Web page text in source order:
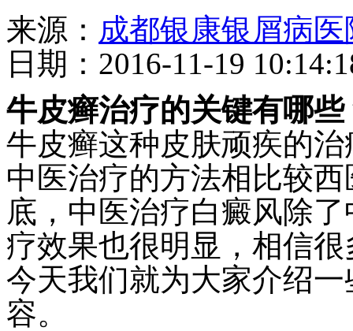
来源： 成都银康银屑病医
日期：2016-11-19
牛皮癣治疗的关键有哪些
牛皮癣这种皮肤顽疾的
中医治疗的方法相比较
底，中医治疗白癜风除
疗效果也很明显，相信
今天我们就为大家介绍
容。